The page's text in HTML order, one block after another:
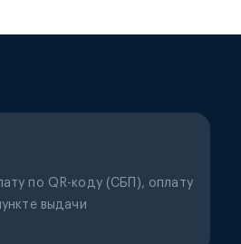
по QR-коду (CБП), оплату
выдачи